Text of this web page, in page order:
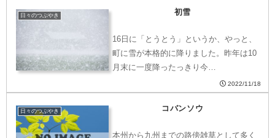
日々のつぶやき 初雪
16日に「とうとう」というか、やっと、
町に雪が本格的に降りました。昨年は10
月末に一度降ったっきり今…
2022/11/18
日々のつぶやき コバンソウ
本州から九州までの路傍雑草として多く